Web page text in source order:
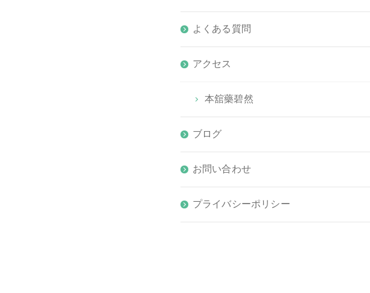
よくある質問
アクセス
本舘藥碧然
ブログ
お問い合わせ
プライバシーポリシー